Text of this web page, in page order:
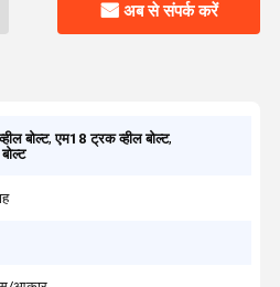
अब से संपर्क करें
बोल्ट,एम18 ट्रक व्हील बोल्ट,